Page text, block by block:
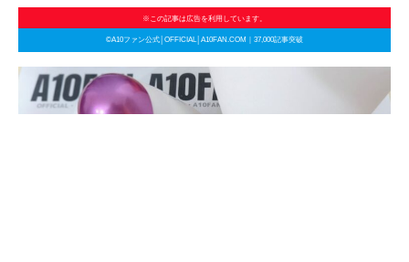
※この記事は広告を利用しています。
©A10ファン公式│OFFICIAL│A10FAN.COM｜37,000記事突破